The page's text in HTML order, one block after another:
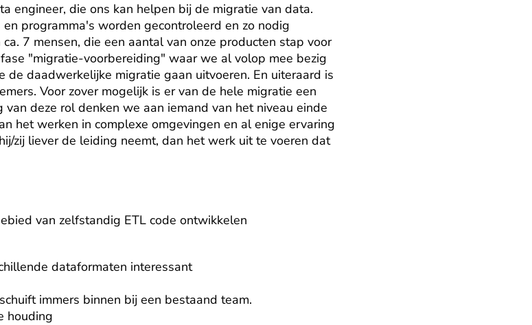
engineer, die ons kan helpen bij de migratie van data.
programma's worden gecontroleerd en zo nodig
7 mensen, die een aantal van onze producten stap voor
"migratie-voorbereiding" waar we al volop mee bezig
de daadwerkelijke migratie gaan uitvoeren. En uiteraard is
Voor zover mogelijk is er van de hele migratie een
deze rol denken we aan iemand van het niveau einde
het werken in complexe omgevingen en al enige ervaring
zij liever de leiding neemt, dan het werk uit te voeren dat
van zelfstandig ETL code ontwikkelen
dataformaten interessant
immers binnen bij een bestaand team.
houding